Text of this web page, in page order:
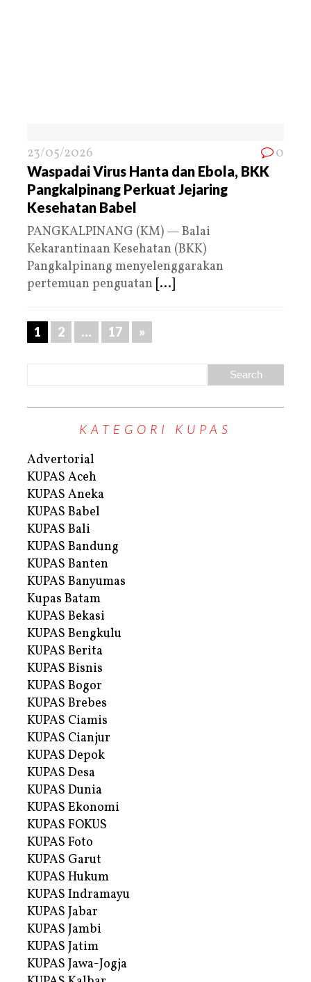
23/05/2026 0
Waspadai Virus Hanta dan Ebola, BKK
Pangkalpinang Perkuat Jejaring
Kesehatan Babel
PANGKALPINANG (KM) — Balai
Kekarantinaan Kesehatan (BKK)
Pangkalpinang menyelenggarakan
pertemuan penguatan [...]
1 2 … 17 »
KATEGORI KUPAS
Advertorial
KUPAS Aceh
KUPAS Aneka
KUPAS Babel
KUPAS Bali
KUPAS Bandung
KUPAS Banten
KUPAS Banyumas
Kupas Batam
KUPAS Bekasi
KUPAS Bengkulu
KUPAS Berita
KUPAS Bisnis
KUPAS Bogor
KUPAS Brebes
KUPAS Ciamis
KUPAS Cianjur
KUPAS Depok
KUPAS Desa
KUPAS Dunia
KUPAS Ekonomi
KUPAS FOKUS
KUPAS Foto
KUPAS Garut
KUPAS Hukum
KUPAS Indramayu
KUPAS Jabar
KUPAS Jambi
KUPAS Jatim
KUPAS Jawa-Jogja